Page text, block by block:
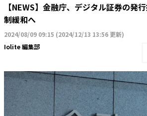
【NEWS】金融庁、デジタル証券の発
制緩和へ
2024/08/09 09:15 (2024/12/13 13:56 更新)
Iolite 編集部